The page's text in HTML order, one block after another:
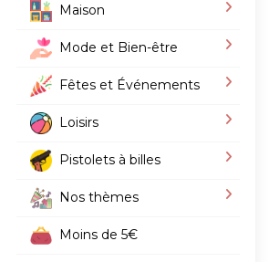
Maison
Mode et Bien-être
Fêtes et Événements
Loisirs
Pistolets à billes
Nos thèmes
Moins de 5€